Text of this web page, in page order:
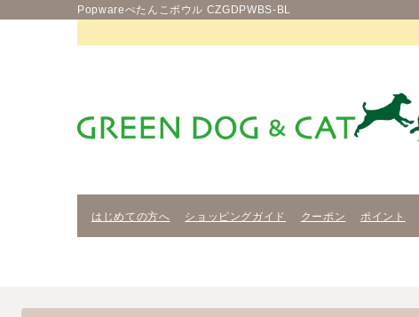
Popwareぺたんこボウル CZGDPWBS-BL
はじめての方へ ショッピングガイド クーポン ポイント